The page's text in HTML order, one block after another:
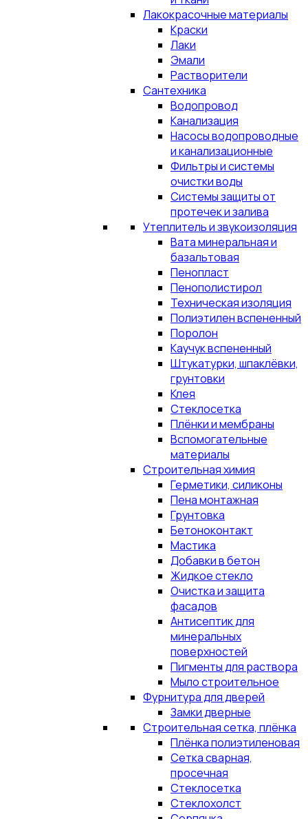
Лакокрасочные материалы
Краски
Лаки
Эмали
Растворители
Сантехника
Водопровод
Канализация
Насосы водопроводные
и канализационные
Фильтры и системы
очистки воды
Системы защиты от
протечек и залива
Утеплитель и звукоизоляция
Вата минеральная и
базальтовая
Пенопласт
Пенополистирол
Техническая изоляция
Полиэтилен вспененный
Поролон
Каучук вспененный
Штукатурки, шпаклёвки,
грунтовки
Клея
Стеклосетка
Плёнки и мембраны
Вспомогательные
материалы
Строительная химия
Герметики, силиконы
Пена монтажная
Грунтовка
Бетоноконтакт
Мастика
Добавки в бетон
Жидкое стекло
Очистка и защита
фасадов
Антисептик для
минеральных
поверхностей
Пигменты для раствора
Мыло строительное
Фурнитура для дверей
Замки дверные
Строительная сетка, плёнка
Плёнка полиэтиленовая
Сетка сварная,
просечная
Стеклосетка
Стеклохолст